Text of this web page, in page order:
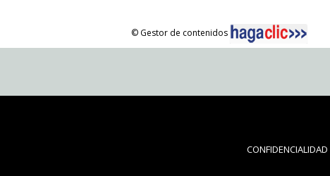
© Gestor de contenidos
CONFIDENCIALIDAD